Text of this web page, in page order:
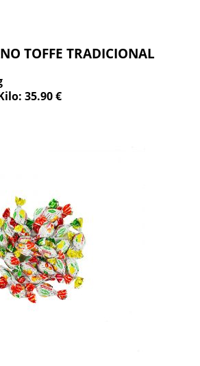
TOFFE TRADICIONAL
35.90 €